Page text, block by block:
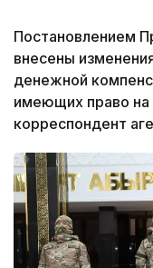
Постановлением
внесены
денежной
имеющих право
корреспондент